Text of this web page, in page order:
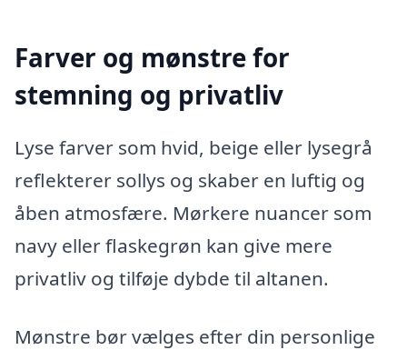
Farver og mønstre for
stemning og privatliv
Lyse farver som hvid, beige eller lysegrå
reflekterer sollys og skaber en luftig og
åben atmosfære. Mørkere nuancer som
navy eller flaskegrøn kan give mere
privatliv og tilføje dybde til altanen.
Mønstre bør vælges efter din personlige